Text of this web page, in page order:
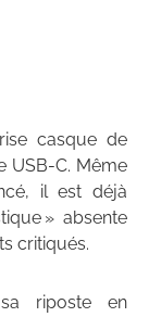
casque de
USB-C. Même
il est déjà
» absente
critiqués.
riposte en